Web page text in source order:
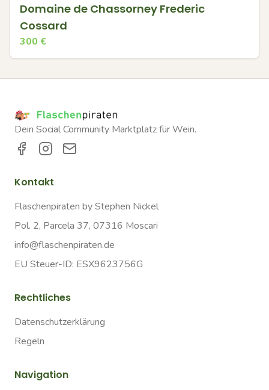
Domaine de Chassorney Frederic
Cossard
300 €
Dein Social Community Marktplatz für Wein.
Kontakt
Flaschenpiraten by Stephen Nickel
Pol. 2, Parcela 37, 07316 Moscari
info@flaschenpiraten.de
EU Steuer-ID: ESX9623756G
Rechtliches
Datenschutzerklärung
Regeln
Navigation